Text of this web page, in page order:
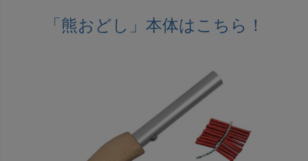
「熊おどし」本体はこちら！